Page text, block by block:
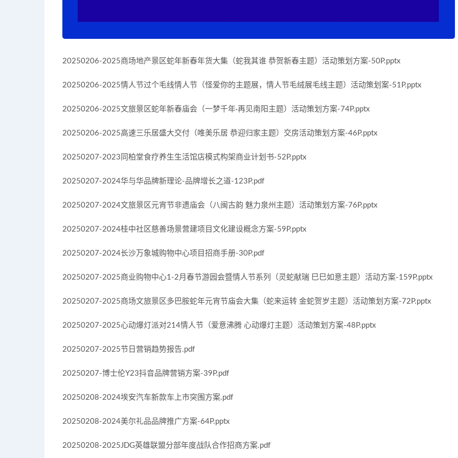
20250206-2025商场地产景区蛇年新春年货大集（蛇我其谁 恭贺新春主题）活动策划方案-50P.pptx
20250206-2025情人节过个毛线情人节（怪爱你的主题展，情人节毛绒展毛线主题）活动策划案-51P.pptx
20250206-2025文旅景区蛇年新春庙会（一梦千年·再见南阳主题）活动策划方案-74P.pptx
20250206-2025高速三乐居盛大交付（唯美乐居 恭迎归家主题）交房活动策划方案-46P.pptx
20250207-2023同柏堂食疗养生生活馆店模式构架商业计划书-52P.pptx
20250207-2024华与华品牌新理论-品牌增长之道-123P.pdf
20250207-2024文旅景区元宵节非遗庙会（八闽古韵 魅力泉州主题）活动策划方案-76P.pptx
20250207-2024桂中社区慈善场景营建项目文化建设概念方案-59P.pptx
20250207-2024长沙万象城购物中心项目招商手册-30P.pdf
20250207-2025商业购物中心1-2月春节游园会暨情人节系列（灵蛇献瑞 巳巳如意主题）活动方案-159P.pptx
20250207-2025商场文旅景区多巴胺蛇年元宵节庙会大集（蛇来运转 金蛇贺岁主题）活动策划方案-72P.pptx
20250207-2025心动爆灯派对214情人节（爱意沸腾 心动爆灯主题）活动策划方案-48P.pptx
20250207-2025节日营销趋势报告.pdf
20250207-博士伦Y23抖音品牌营销方案-39P.pdf
20250208-2024埃安汽车新款车上市突围方案.pdf
20250208-2024美尔礼品品牌推广方案-64P.pptx
20250208-2025JDG英雄联盟分部年度战队合作招商方案.pdf